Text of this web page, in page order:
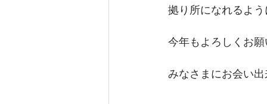
拠り所になれるよ
今年もよろしくお
みなさまにお会い